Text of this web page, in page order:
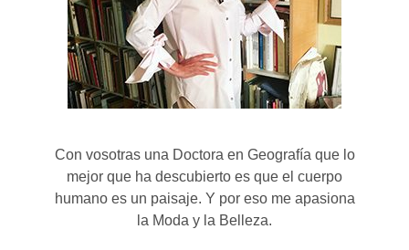
Con vosotras una Doctora en Geografía que lo
mejor que ha descubierto es que el cuerpo
humano es un paisaje. Y por eso me apasiona
la Moda y la Belleza.